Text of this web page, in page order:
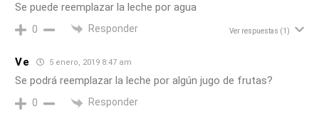
Se puede reemplazar la leche por agua
0 Responder Ver respuestas (1)
Ve 5 enero, 2019 8:47 am
Se podrá reemplazar la leche por algún jugo de frutas?
0 Responder